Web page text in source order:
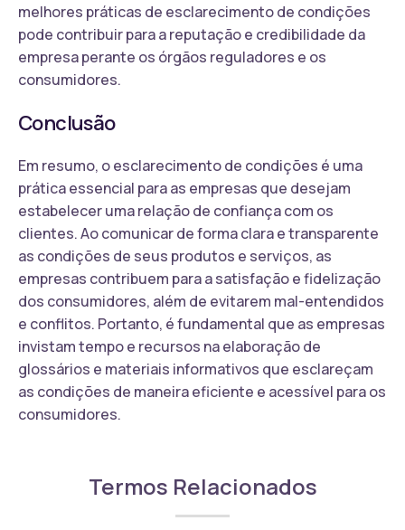
melhores práticas de esclarecimento de condições
pode contribuir para a reputação e credibilidade da
empresa perante os órgãos reguladores e os
consumidores.
Conclusão
Em resumo, o esclarecimento de condições é uma
prática essencial para as empresas que desejam
estabelecer uma relação de confiança com os
clientes. Ao comunicar de forma clara e transparente
as condições de seus produtos e serviços, as
empresas contribuem para a satisfação e fidelização
dos consumidores, além de evitarem mal-entendidos
e conflitos. Portanto, é fundamental que as empresas
invistam tempo e recursos na elaboração de
glossários e materiais informativos que esclareçam
as condições de maneira eficiente e acessível para os
consumidores.
Termos Relacionados